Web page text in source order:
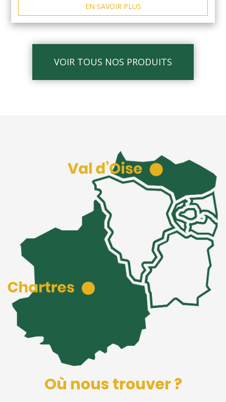
EN SAVOIR PLUS
VOIR TOUS NOS PRODUITS
Où nous trouver ?